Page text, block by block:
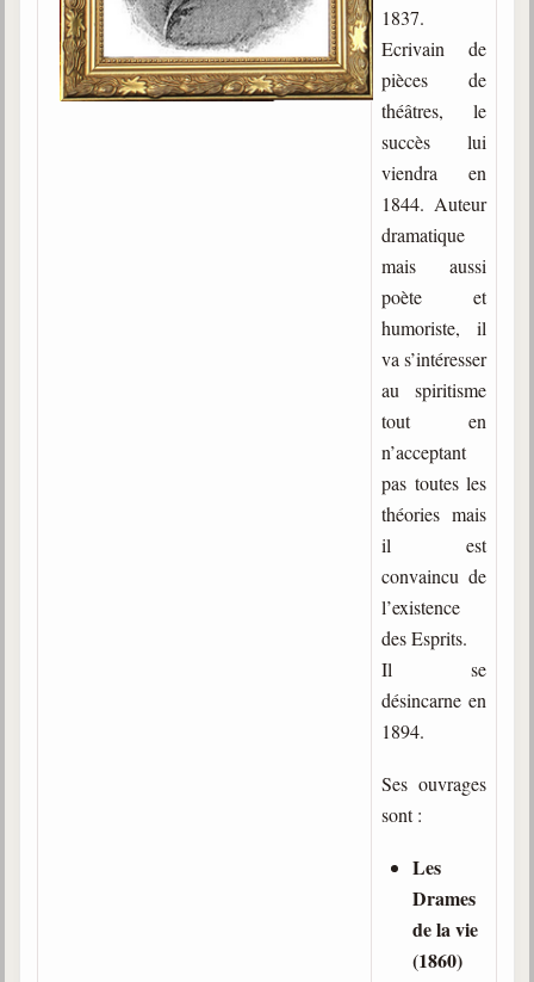
Chico Xavier
1910-2002
Divaldo Franco
1927-2025
1837.
Ecrivain de
pièces de
théâtres, le
succès lui
viendra en
1844. Auteur
dramatique
mais aussi
poète et
humoriste, il
va s’intéresser
au spiritisme
tout en
n’acceptant
pas toutes les
théories mais
il est
convaincu de
l’existence
des Esprits.
Il se
désincarne en
1894.
Ses ouvrages
sont :
Les
Drames
de la vie
(1860)